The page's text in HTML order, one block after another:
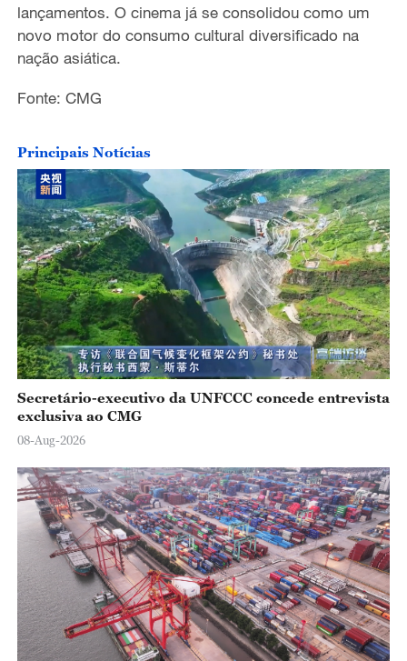
i
d
e
o
lançamentos. O cinema já se consolidou como um
novo motor do consumo cultural diversificado na
nação asiática.
Fonte: CMG
Principais Notícias
Secretário-executivo da UNFCCC concede entrevista
exclusiva ao CMG
08-Aug-2026